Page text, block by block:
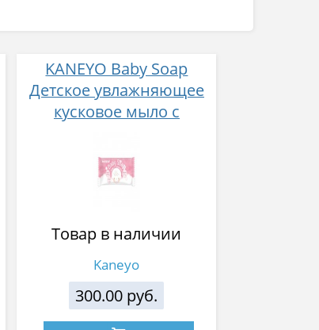
KANEYO Baby Soap
Детское увлажняющее
кусковое мыло с
гр
Товар в наличии
Kaneyo
300.00 руб.